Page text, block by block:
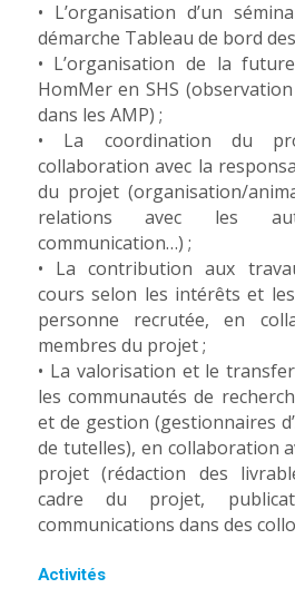
• L’organisation d’un
démarche Tableau de bord
• L’organisation de la
HomMer en SHS
dans les AMP) ;
• La coordination du
collaboration avec la
du projet (organisation/
relations avec les
communication…) ;
• La contribution aux
cours selon les intérêts et
personne recrutée, en
membres du projet ;
• La valorisation et le
les communautés de
et de gestion (gestionnaires
de tutelles), en collaboration
projet (rédaction des
cadre du projet,
communications dans des
Activités